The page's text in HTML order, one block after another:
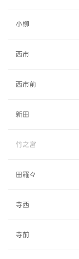
小柳
西市
西市前
新田
竹之宮
田羅々
寺西
寺前